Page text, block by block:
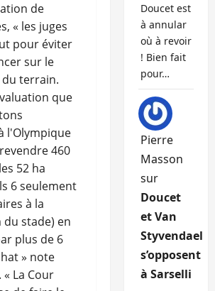
de
« les juges
pour éviter
sur le
terrain.
que
l'Olympique
460
52 ha
6 seulement
à la
stade) en
plus de 6
» note
« La Cour
Doucet est
à annular
où à revoir
! Bien fait
pour…
Pierre
Masson
sur
Doucet
et Van
Styvendael
s’opposent
à Sarselli